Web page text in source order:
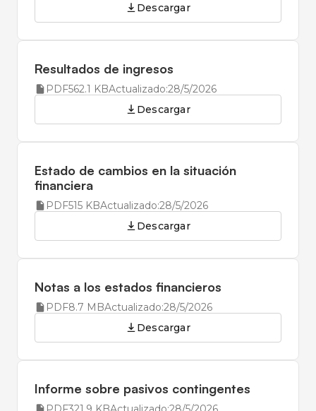
Descargar
Resultados de ingresos
PDF562.1 KBActualizado:28/5/2026
Descargar
Estado de cambios en la situación
financiera
PDF515 KBActualizado:28/5/2026
Descargar
Notas a los estados financieros
PDF8.7 MBActualizado:28/5/2026
Descargar
Informe sobre pasivos contingentes